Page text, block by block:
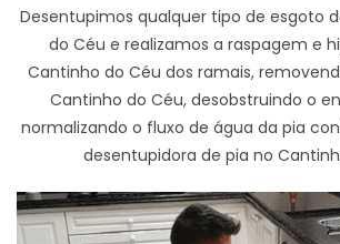
Desentupimos qualquer tipo de esgoto
do Céu e realizamos a raspagem e
Cantinho do Céu dos ramais,
Cantinho do Céu, desobstruindo o
normalizando o fluxo de água da pia
desentupidora de pia no